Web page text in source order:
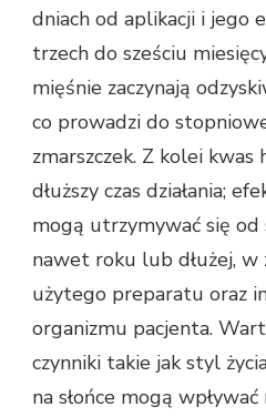
dniach od aplikacji i jego
trzech do sześciu
mięśnie zaczynają
co prowadzi do
zmarszczek. Z kolei
dłuższy czas działania;
mogą utrzymywać się od
nawet roku lub dłużej, w
użytego preparatu oraz
organizmu pacjenta.
czynniki takie jak styl
na słońce mogą